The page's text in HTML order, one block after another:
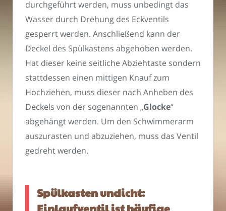
durchgeführt werden, muss unbedingt das
Wasser durch Drehung des Eckventils
gesperrt werden. Anschließend kann der
Deckel des Spülkastens abgehoben werden.
Hat dieser keine seitliche Abziehtaste sondern
stattdessen einen mittigen Knauf zum
Hochziehen, muss dieser nach Anheben des
Deckels von der sogenannten „Glocke“
abgehängt werden. Um den Schwimmerarm
auszurasten und abzuziehen, muss das Ventil
gedreht werden.
Spülkasten undicht:
Einlaufventil ist häufige